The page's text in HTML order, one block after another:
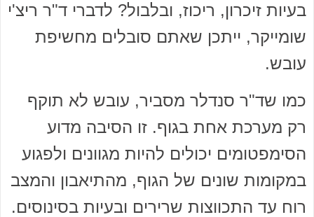
בעיות זיכרון, ריכוז, ובלבול? לדברי ד"ר ריצ'י
שומייקר, ייתכן שאתם סובלים מחשיפת
עובש.
כמו שד"ר סנדלר מסביר, עובש לא תוקף
רק מערכת אחת בגוף. זו הסיבה מדוע
הסימפטומים יכולים להיות מגוונים ולפגוע
במקומות שונים של הגוף, מהתיאבון והמצב
רוח עד התכווצות שרירים ובעיות בסינוסים.